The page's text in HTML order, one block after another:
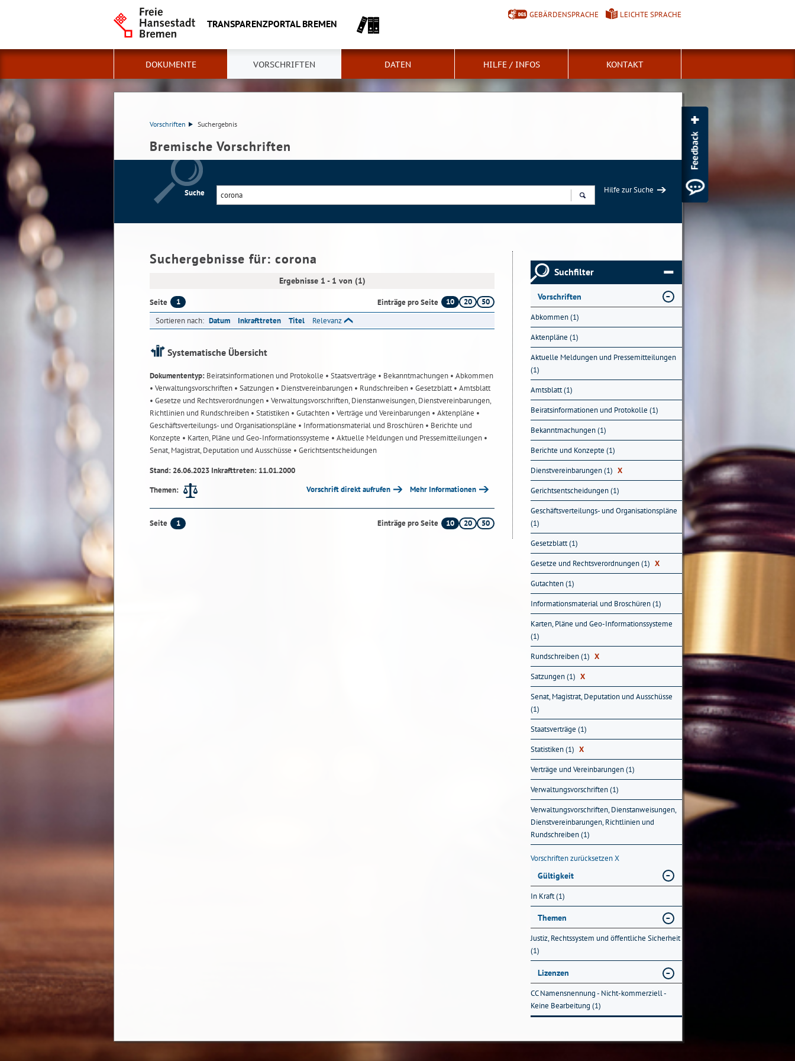
TRANSPARENZPORTAL BREMEN
GEBÄRDENSPRACHE LEICHTE SPRACHE
DOKUMENTE VORSCHRIFTEN DATEN HILFE / INFOS KONTAKT
Vorschriften Suchergebnis
Bremische Vorschriften
Suche
Hilfe zur Suche
Suchergebnisse für: corona
Ergebnisse 1 - 1 von (1)
Seite 1 Einträge pro Seite 10 20
50
Sortieren nach: Datum Inkrafttreten Titel Relevanz
Systematische Übersicht
Dokumententyp: Beiratsinformationen und Protokolle • Staatsverträge • Bekanntmachungen • Abkommen
• Verwaltungsvorschriften • Satzungen • Dienstvereinbarungen • Rundschreiben • Gesetzblatt• Amtsblatt
• Gesetze und Rechtsverordnungen • Verwaltungsvorschriften, Dienstanweisungen, Dienstvereinbarungen,
Richtlinien und Rundschreiben • Statistiken • Gutachten • Verträge und Vereinbarungen • Aktenpläne •
Geschäftsverteilungs- und Organisationspläne • Informationsmaterial und Broschüren • Berichte und
Konzepte • Karten, Pläne und Geo-Informationssysteme • Aktuelle Meldungen und Pressemitteilungen •
Senat, Magistrat, Deputation und Ausschüsse • Gerichtsentscheidungen
Stand: 26.06.2023 Inkrafttreten: 11.01.2000
Themen:
Vorschrift direkt aufrufen Mehr Informationen
Seite 1 Einträge pro Seite 10 20 50
Suchfilter
Vorschriften
Abkommen (1)
Aktenpläne (1)
Aktuelle Meldungen und Pressemitteilungen
(1)
Amtsblatt (1)
Beiratsinformationen und Protokolle (1)
Bekanntmachungen (1)
Berichte und Konzepte (1)
Dienstvereinbarungen (1) X
Gerichtsentscheidungen (1)
Geschäftsverteilungs- und Organisationspläne
(1)
Gesetzblatt (1)
Gesetze und Rechtsverordnungen (1) X
Gutachten (1)
Informationsmaterial und Broschüren (1)
Karten, Pläne und Geo-Informationssysteme
(1)
Rundschreiben (1) X
Satzungen (1) X
Senat, Magistrat, Deputation und Ausschüsse
(1)
Staatsverträge (1)
Statistiken (1) X
Verträge und Vereinbarungen (1)
Verwaltungsvorschriften (1)
Verwaltungsvorschriften, Dienstanweisungen,
Dienstvereinbarungen, Richtlinien und
Rundschreiben (1)
Vorschriften zurücksetzenX
Gültigkeit
In Kraft (1)
Themen
Justiz, Rechtssystem und öffentliche Sicherheit
(1)
Lizenzen
CC Namensnennung - Nicht-kommerziell -
Keine Bearbeitung (1)